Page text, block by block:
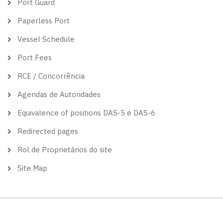
Port Guard
Paperless Port
Vessel Schedule
Port Fees
RCE / Concorrência
Agendas de Autoridades
Equivalence of positions DAS-5 e DAS-6
Redirected pages
Rol de Proprietários do site
Site Map